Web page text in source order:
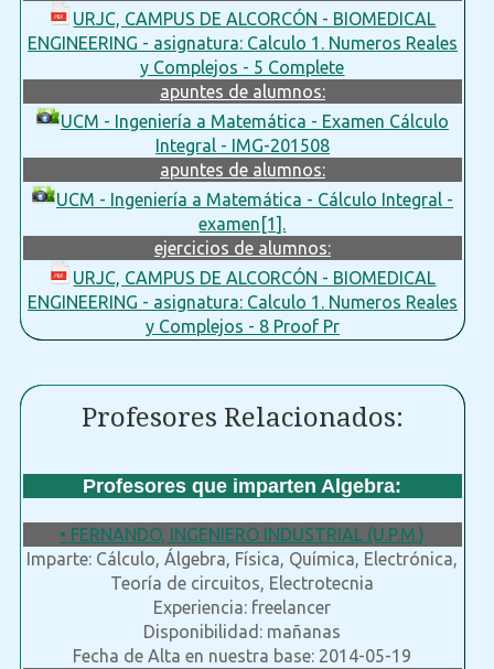
URJC, CAMPUS DE ALCORCÓN - BIOMEDICAL
ENGINEERING - asignatura: Calculo 1. Numeros Reales
y Complejos - 5 Complete
apuntes de alumnos:
UCM - Ingeniería a Matemática - Examen Cálculo
Integral - IMG-201508
apuntes de alumnos:
UCM - Ingeniería a Matemática - Cálculo Integral -
examen[1].
ejercicios de alumnos:
URJC, CAMPUS DE ALCORCÓN - BIOMEDICAL
ENGINEERING - asignatura: Calculo 1. Numeros Reales
y Complejos - 8 Proof Pr
Profesores Relacionados:
Profesores que imparten Algebra:
• FERNANDO, INGENIERO INDUSTRIAL (U.P.M.)
Imparte: Cálculo, Álgebra, Física, Química, Electrónica,
Teoría de circuitos, Electrotecnia
Experiencia: freelancer
Disponibilidad: mañanas
Fecha de Alta en nuestra base: 2014-05-19